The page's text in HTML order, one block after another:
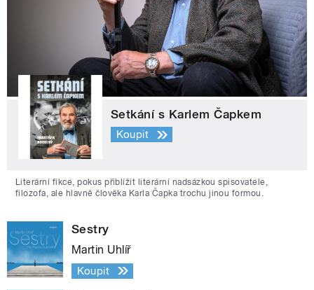
Setkání s Karlem Čapkem
Koupit
Literární fikce, pokus přiblížit literární nadsázkou spisovatele,
filozofa, ale hlavně člověka Karla Čapka trochu jinou formou.
Sestry
Martin Uhlíř
Koupit